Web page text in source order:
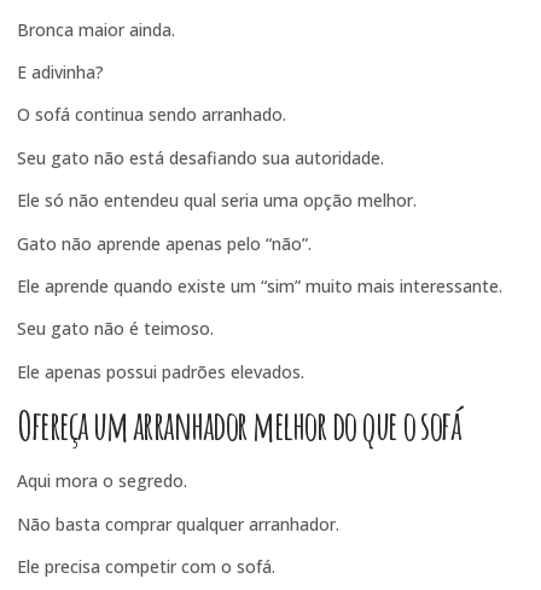
Bronca maior ainda.
E adivinha?
O sofá continua sendo arranhado.
Seu gato não está desafiando sua autoridade.
Ele só não entendeu qual seria uma opção melhor.
Gato não aprende apenas pelo “não”.
Ele aprende quando existe um “sim” muito mais interessante.
Seu gato não é teimoso.
Ele apenas possui padrões elevados.
Ofereça um arranhador melhor do que o sofá
Aqui mora o segredo.
Não basta comprar qualquer arranhador.
Ele precisa competir com o sofá.